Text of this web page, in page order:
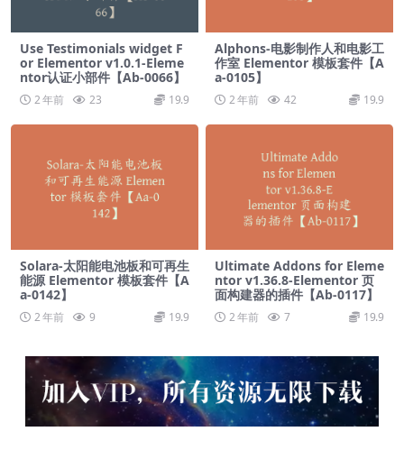
Use Testimonials widget F
or Elementor v1.0.1-Eleme
ntor认证小部件【Ab-0066】
2 年前 23 19.9
Alphons-电影制作人和电影工
作室 Elementor 模板套件【A
a-0105】
2 年前 42 19.9
Solara-太阳能电池板和可再生
能源 Elementor 模板套件【A
a-0142】
2 年前 9 19.9
Ultimate Addons for Eleme
ntor v1.36.8-Elementor 页
面构建器的插件【Ab-0117】
2 年前 7 19.9